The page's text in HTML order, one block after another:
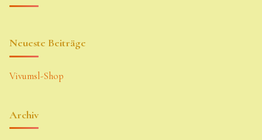
Neueste Beiträge
Vivumsl-Shop
Archiv